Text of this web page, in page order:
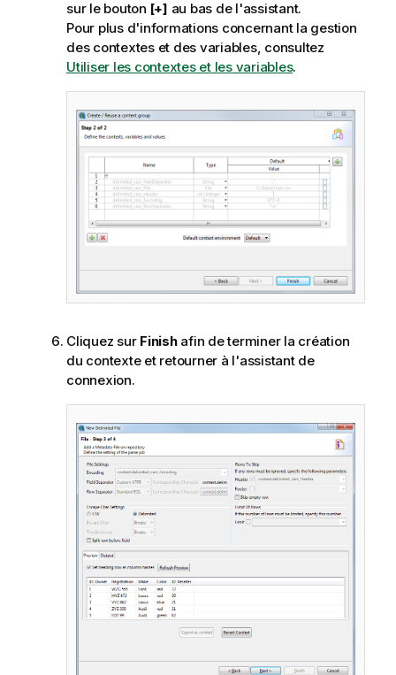
sur le bouton [+] au bas de l'assistant.
Pour plus d'informations concernant la gestion
des contextes et des variables, consultez
Utiliser les contextes et les variables.
Cliquez sur Finishafin de terminer la création
du contexte et retourner à l'assistant de
connexion.